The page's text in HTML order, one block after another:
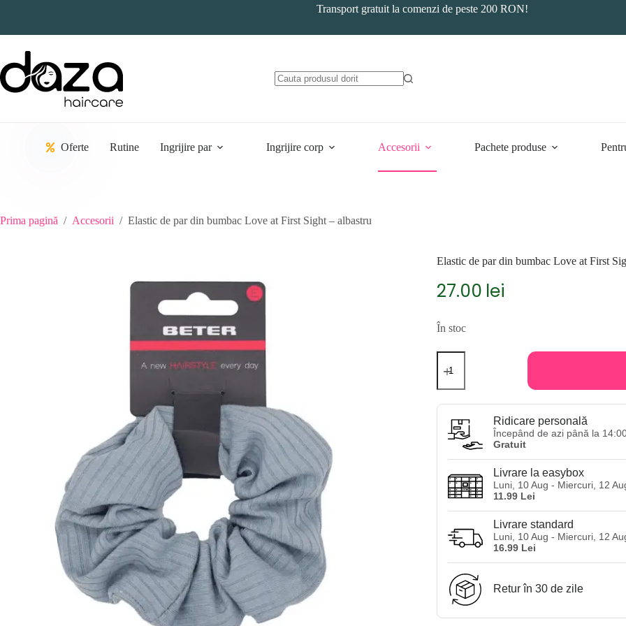
Transport gratuit la comenzi de peste 200 RON!
Oferte Rutine Ingrijire par Ingrijire corp Accesorii Pachete produse
Prima pagină / Accesorii / Elastic de par din bumbac Love at First Sight – albastru
Elastic de par din bumbac Love at First
27.00 lei
În stoc
Cantitate
Elastic
par
din
Love
Sight
albastru
Ridicare personală
Începând de azi până la
Gratuit
Livrare la easybox
Luni, 10 Aug - Miercuri, 12
11.99 Lei
Livrare standard
Luni, 10 Aug - Miercuri, 12
16.99 Lei
Retur în 30 de zile